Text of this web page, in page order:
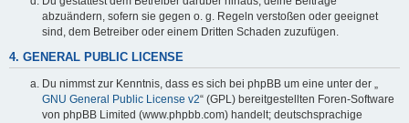
abzuändern, sofern sie gegen o. g. Regeln verstoßen oder geeignet
sind, dem Betreiber oder einem Dritten Schaden zuzufügen.
4. GENERAL PUBLIC LICENSE
Du nimmst zur Kenntnis, dass es sich bei phpBB um eine unter der „
GNU General Public License v2“ (GPL) bereitgestellten Foren-Software
von phpBB Limited (www.phpbb.com) handelt; deutschsprachige